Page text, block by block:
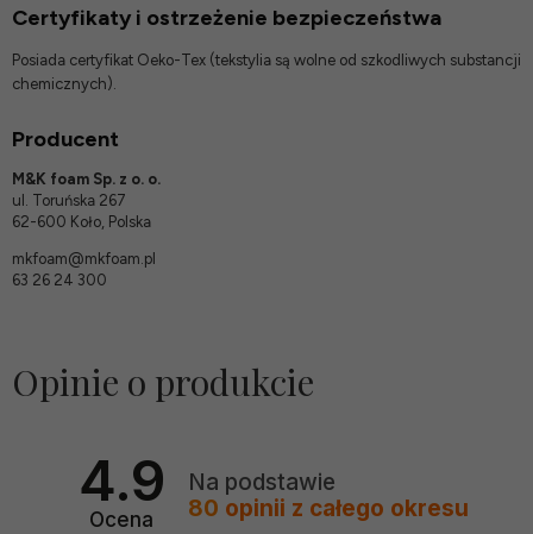
Certyfikaty i ostrzeżenie bezpieczeństwa
Posiada certyfikat Oeko-Tex (tekstylia są wolne od szkodliwych substancji
chemicznych).
Producent
M&K foam Sp. z o. o.
ul. Toruńska 267
62-600 Koło, Polska
mkfoam@mkfoam.pl
63 26 24 300
Opinie o produkcie
4.9
Ocena
Na podstawie
80 opinii z całego okresu